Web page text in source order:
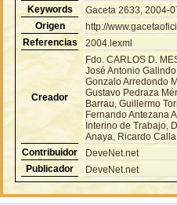
Keywords
Gaceta 2633, 2004-
Origen
http://
Referencias
2004.lexml
Creador
Fdo. CARLOS D.
José Antonio
Gonzalo Arredondo
Gustavo Pedraza
Barrau, Guillermo
Fernando Antezana
Interino de Trabajo,
Anaya, Ricardo
Contribuidor
DeveNet.net
Publicador
DeveNet.net